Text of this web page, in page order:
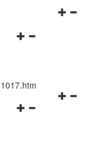
Navigationsmenü
Navigationsmenü